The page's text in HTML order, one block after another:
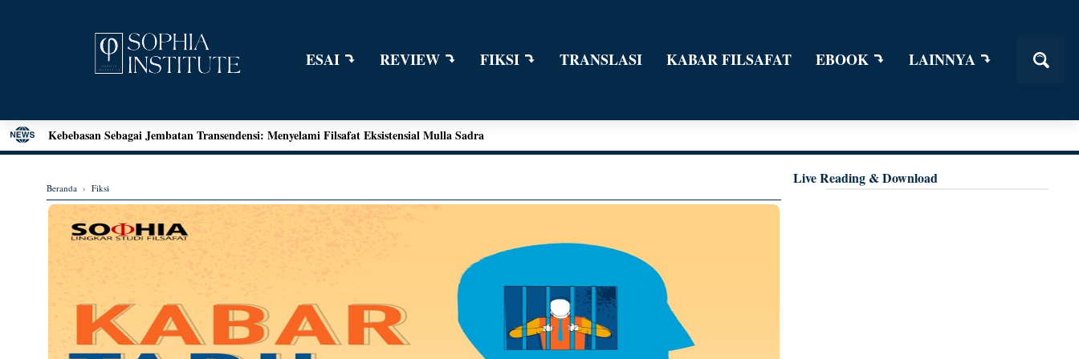
ESAI REVIEW FIKSI TRANSLASI KABAR FILSAFAT EBOOK LAINNYA
Menjawab Tantangan Zaman: Literasi Pendidikan Karakter dan Dialog Sains dalam Kegiatan Bedah Buku Palu
Henri Bergson: Vitalisme dan Intuisi
Momen Terakhir Plato
Locke dan Pertanyaan Seputar Identitas Diri
Augustine on Happiness and Time
Good Is Good: Menyingkap Hakikat Kebaikan Bersama George Edward Moore
Kebebasan Sebagai Jembatan Transendensi: Menyelami Filsafat Eksistensial Mulla Sadra
Beranda › Fiksi
Live Reading & Download